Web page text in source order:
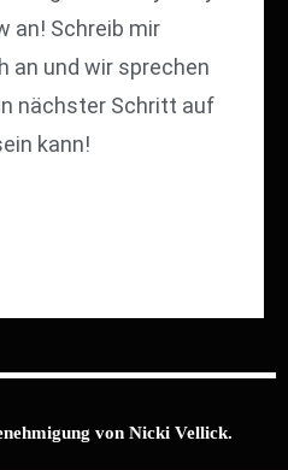
an! Schreib mir
an und wir sprechen
nächster Schritt auf
kann!
von Nicki Vellick.